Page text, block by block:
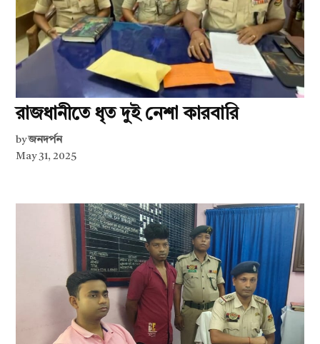
রাজধানীতে ধৃত দুই নেশা কারবারি
by জনদর্পন
May 31, 2025